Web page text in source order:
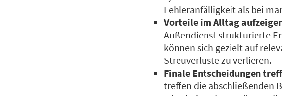
Fehleranfälligkeit als bei
Vorteile im Alltag
Außendienst strukturierte
können sich gezielt auf
Streuverluste zu verlieren.
Finale Entscheidungen
treffen die abschließenden